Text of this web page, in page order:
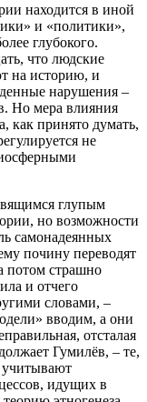
находится в иной
и «политики»,
глубокого.
что людские
на историю, и
нарушения –
Но мера влияния
как принято думать,
не
глупым
но возможности
самонадеянных
почину переводят
потом страшно
и отчего
словами, –
вводим, а они
отсталая
Гумилёв, – те,
учитывают
идущих в